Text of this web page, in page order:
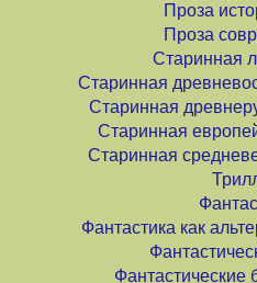
Проза
Проза
Старинная
Старинная
Старинная
Старинная
Старинная
Фантастика как
Фантастические